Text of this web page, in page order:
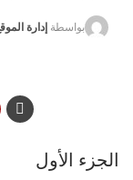
بواسطة إدارة
الجزء الأول